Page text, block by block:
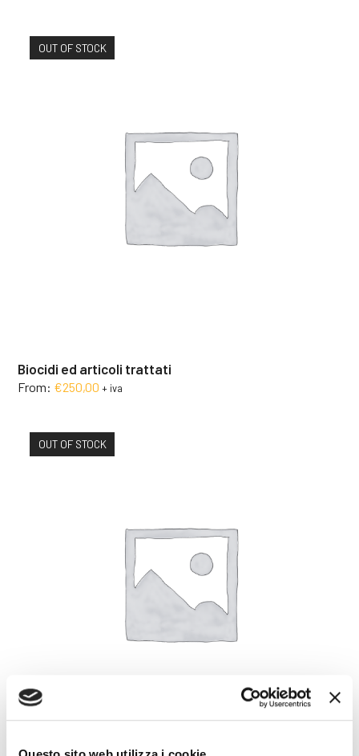
OUT OF STOCK
Biocidi ed articoli trattati
From: €250,00 + iva
OUT OF STOCK